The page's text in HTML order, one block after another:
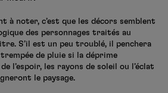
à noter, c’est que les décors semblent
des personnages traités au
S’il est un peu troublé, il penchera
de pluie si la déprime
l’espoir, les rayons de soleil ou l’éclat
le paysage.